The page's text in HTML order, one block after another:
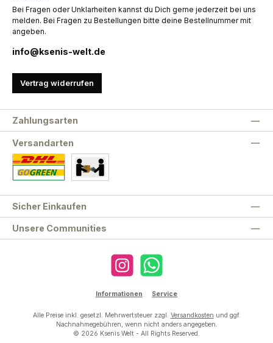
Bei Fragen oder Unklarheiten kannst du Dich gerne jederzeit bei uns
melden. Bei Fragen zu Bestellungen bitte deine Bestellnummer mit
angeben.
info@ksenis-welt.de
Vertrag widerrufen
Unsere Communities
Zahlungsarten
Versandarten
Sicher Einkaufen
Instagram WhatsApp
Informationen Service
Alle Preise inkl. gesetzl. Mehrwertsteuer zzgl. Versandkosten und ggf.
Nachnahmegebühren, wenn nicht anders angegeben.
© 2026 Ksenis Welt - All Rights Reserved.